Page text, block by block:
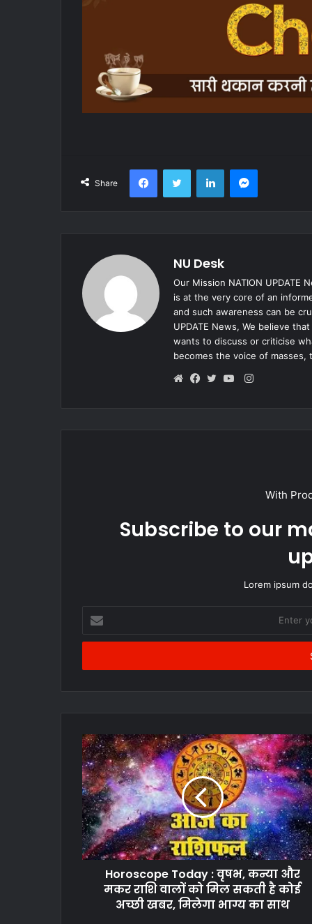
Share
FacebookTwitter LinkedInMessenger
NU Desk
Our Mission NATION UPDATE
is at the very core of an
and such awareness can be
UPDATE News, We believe
wants to discuss or criticise
becomes the voice of masses,
Instagram
With
Subscribe to our
Lorem ipsum
your
Email
Horoscope Today : वृषभ, कन्या और
मकर राशि वालों को मिल सकती है कोई
अच्छी खबर, मिलेगा भाग्य का साथ